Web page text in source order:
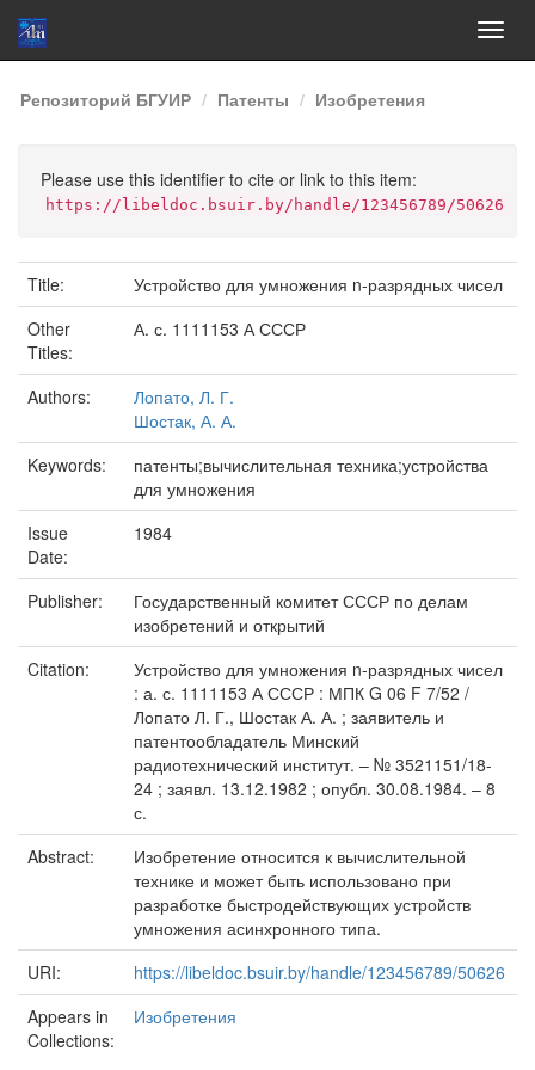
Skip
navigation
Репозиторий БГУИР Патенты Изобретения
Please use this identifier to cite or link to this item:
https://libeldoc.bsuir.by/handle/123456789/50626
Title:
Устройство для умножения n-разрядных чисел
Other
Titles:
А. с. 1111153 А СССР
Authors:
Лопато, Л. Г.
Шостак, А. А.
Keywords:
патенты;вычислительная техника;устройства
для умножения
Issue
Date:
1984
Publisher:
Государственный комитет СССР по делам
изобретений и открытий
Citation:
Устройство для умножения n-разрядных чисел
: а. с. 1111153 А СССР : МПК G 06 F 7/52 /
Лопато Л. Г., Шостак А. А. ; заявитель и
патентообладатель Минский
радиотехнический институт. – № 3521151/18-
24 ; заявл. 13.12.1982 ; опубл. 30.08.1984. – 8
с.
Abstract:
Изобретение относится к вычислительной
технике и может быть использовано при
разработке быстродействующих устройств
умножения асинхронного типа.
URI:
https://libeldoc.bsuir.by/handle/123456789/50626
Appears in
Collections:
Изобретения